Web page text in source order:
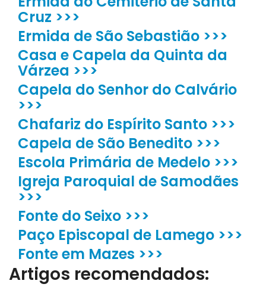
Cruz >>>
Ermida de São Sebastião >>>
Casa e Capela da Quinta da
Várzea >>>
Capela do Senhor do Calvário
>>>
Chafariz do Espírito Santo >>>
Capela de São Benedito >>>
Escola Primária de Medelo >>>
Igreja Paroquial de Samodães
>>>
Fonte do Seixo >>>
Paço Episcopal de Lamego >>>
Fonte em Mazes >>>
Artigos recomendados: